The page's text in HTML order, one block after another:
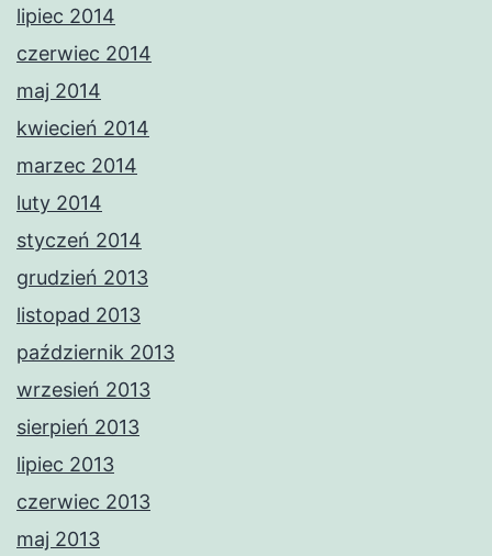
lipiec 2014
czerwiec 2014
maj 2014
kwiecień 2014
marzec 2014
luty 2014
styczeń 2014
grudzień 2013
listopad 2013
październik 2013
wrzesień 2013
sierpień 2013
lipiec 2013
czerwiec 2013
maj 2013